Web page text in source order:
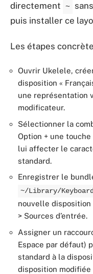
directement ~
puis installer ce
Les étapes
Ouvrir Ukelele,
disposition «
une représentation
modificateur.
Sélectionner la
Option + une
lui affecter le
standard.
Enregistrer le
~/Library/
nouvelle disposition
> Sources d’entrée.
Assigner un
Espace par défaut)
standard à la
disposition